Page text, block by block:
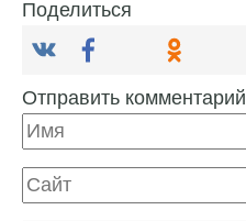
Поделиться
Отправить комментарий
Имя
Сайт